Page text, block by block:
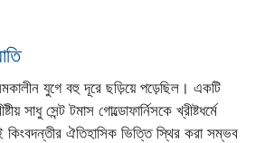
সমকালীন যুগে বহু দূরে ছড়িয়ে পড়েছিল। একটি
সাধু সেন্ট টমাস গোল্ডোফার্নিসকে খ্রীষ্টধর্মে
ঐতিহাসিক ভিত্তি স্থির করা সম্ভব